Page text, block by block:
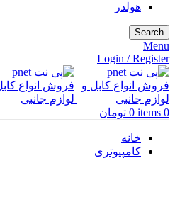
هولدر
Search
Menu
Login / Register
0
items
0 تومان
خانه
کامپیوتری